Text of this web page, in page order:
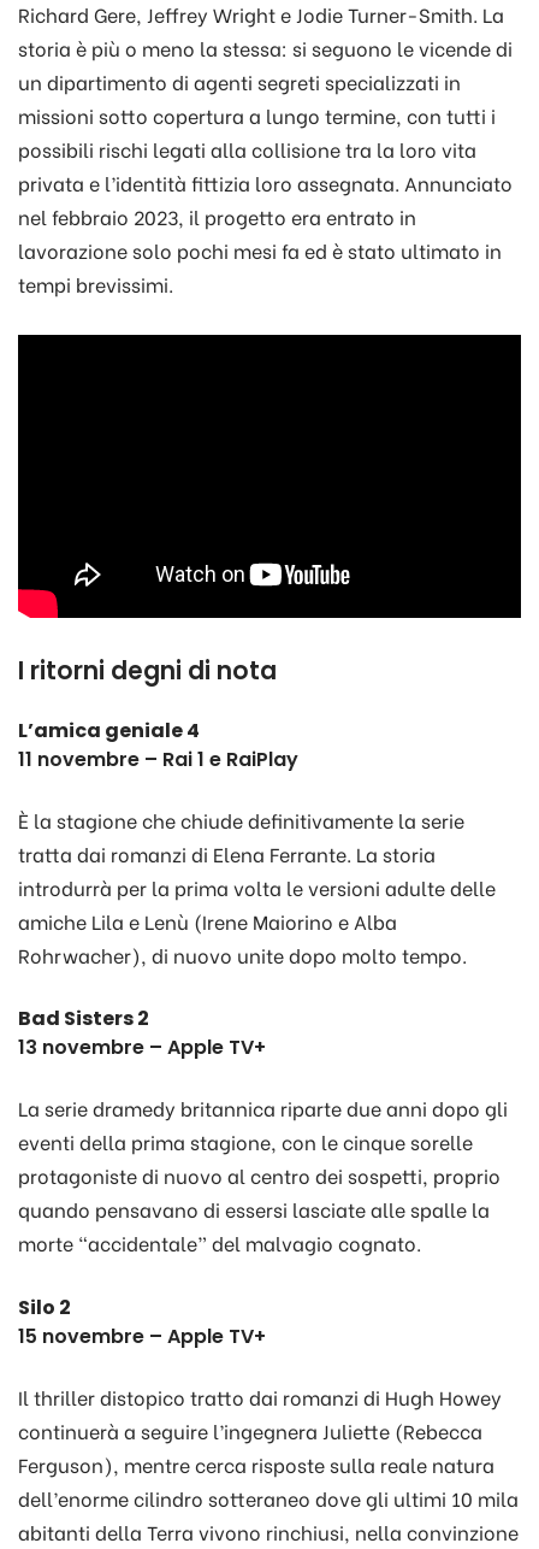
Richard Gere, Jeffrey Wright e Jodie Turner-Smith. La
storia è più o meno la stessa: si seguono le vicende di
un dipartimento di agenti segreti specializzati in
missioni sotto copertura a lungo termine, con tutti i
possibili rischi legati alla collisione tra la loro vita
privata e l’identità fittizia loro assegnata. Annunciato
nel febbraio 2023, il progetto era entrato in
lavorazione solo pochi mesi fa ed è stato ultimato in
tempi brevissimi.
I ritorni degni di nota
L’amica geniale 4
11 novembre – Rai 1 e RaiPlay
È la stagione che chiude definitivamente la serie
tratta dai romanzi di Elena Ferrante. La storia
introdurrà per la prima volta le versioni adulte delle
amiche Lila e Lenù (Irene Maiorino e Alba
Rohrwacher), di nuovo unite dopo molto tempo.
Bad Sisters 2
13 novembre – Apple TV+
La serie dramedy britannica riparte due anni dopo gli
eventi della prima stagione, con le cinque sorelle
protagoniste di nuovo al centro dei sospetti, proprio
quando pensavano di essersi lasciate alle spalle la
morte “accidentale” del malvagio cognato.
Silo 2
15 novembre – Apple TV+
Il thriller distopico tratto dai romanzi di Hugh Howey
continuerà a seguire l’ingegnera Juliette (Rebecca
Ferguson), mentre cerca risposte sulla reale natura
dell’enorme cilindro sotteraneo dove gli ultimi 10 mila
abitanti della Terra vivono rinchiusi, nella convinzione